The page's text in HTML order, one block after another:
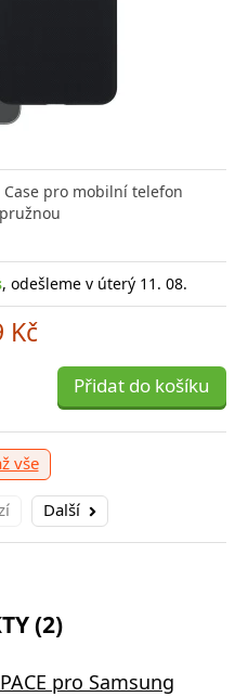
pro mobilní telefon
, odešleme v úterý 11. 08.
Kč
Přidat do košíku
vše
Další
(2)
pro Samsung